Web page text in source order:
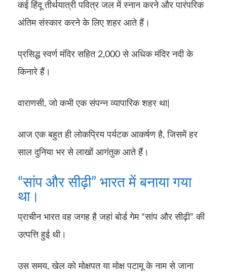
कई हिंदू तीर्थयात्री पवित्र जल में स्नान करने और पारंपरिक
अंतिम संस्कार करने के लिए शहर आते हैं।
प्रसिद्ध स्वर्ण मंदिर सहित 2,000 से अधिक मंदिर नदी के
किनारे हैं।
वाराणसी, जो कभी एक संपन्न व्यापारिक शहर था|
आज एक बहुत ही लोकप्रिय पर्यटक आकर्षण है, जिसमें हर
साल दुनिया भर से लाखों आगंतुक आते हैं।
“सांप और सीढ़ी” भारत में बनाया गया
था।
प्राचीन भारत वह जगह है जहां बोर्ड गेम “सांप और सीढ़ी” की
उत्पत्ति हुई थी।
उस समय, खेल को मोक्षपत या मोक्ष पटामू के नाम से जाना